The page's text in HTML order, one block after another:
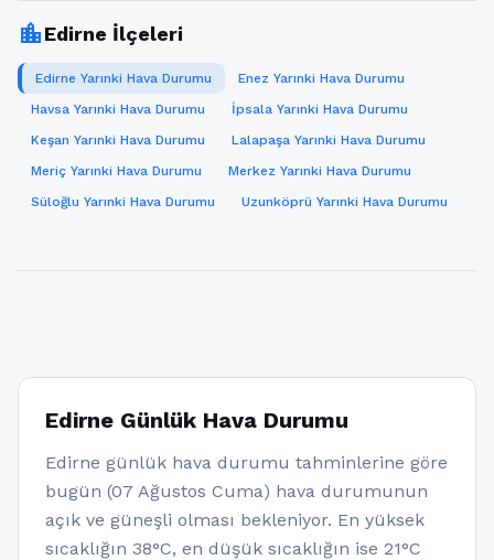
location_cityEdirne İlçeleri
Edirne Yarınki Hava Durumu
Enez Yarınki Hava Durumu
Havsa Yarınki Hava Durumu
İpsala Yarınki Hava Durumu
Keşan Yarınki Hava Durumu
Lalapaşa Yarınki Hava Durumu
Meriç Yarınki Hava Durumu
Merkez Yarınki Hava Durumu
Süloğlu Yarınki Hava Durumu
Uzunköprü Yarınki Hava Durumu
Edirne Günlük Hava Durumu
Edirne günlük hava durumu tahminlerine göre
bugün (07 Ağustos Cuma) hava durumunun
açık ve güneşli olması bekleniyor. En yüksek
sıcaklığın 38°C, en düşük sıcaklığın ise 21°C